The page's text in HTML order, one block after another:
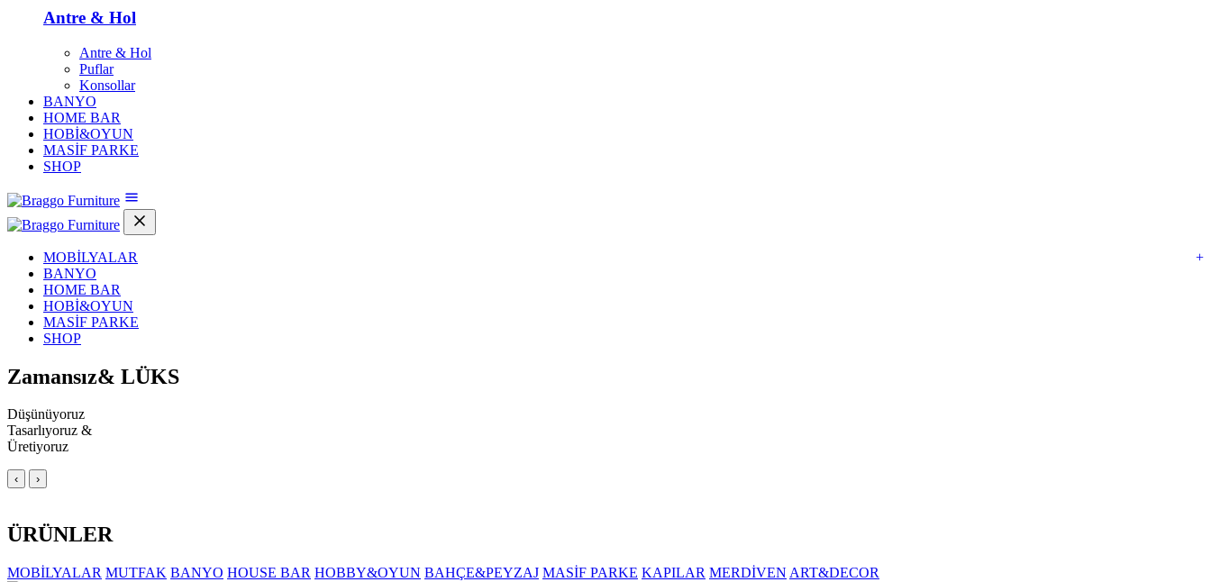
Antre & Hol
Antre & Hol
Puflar
Konsollar
BANYO
HOME BAR
HOBİ&OYUN
MASİF PARKE
SHOP
MOBİLYALAR
+
BANYO
HOME BAR
HOBİ&OYUN
MASİF PARKE
SHOP
Zamansız& LÜKS
Düşünüyoruz
Tasarlıyoruz &
Üretiyoruz
‹ ›
ÜRÜNLER
MOBİLYALAR MUTFAK BANYO HOUSE BAR HOBBY&OYUN BAHÇE&PEYZAJ MASİF PARKE KAPILAR MERDİVEN ART&DECOR